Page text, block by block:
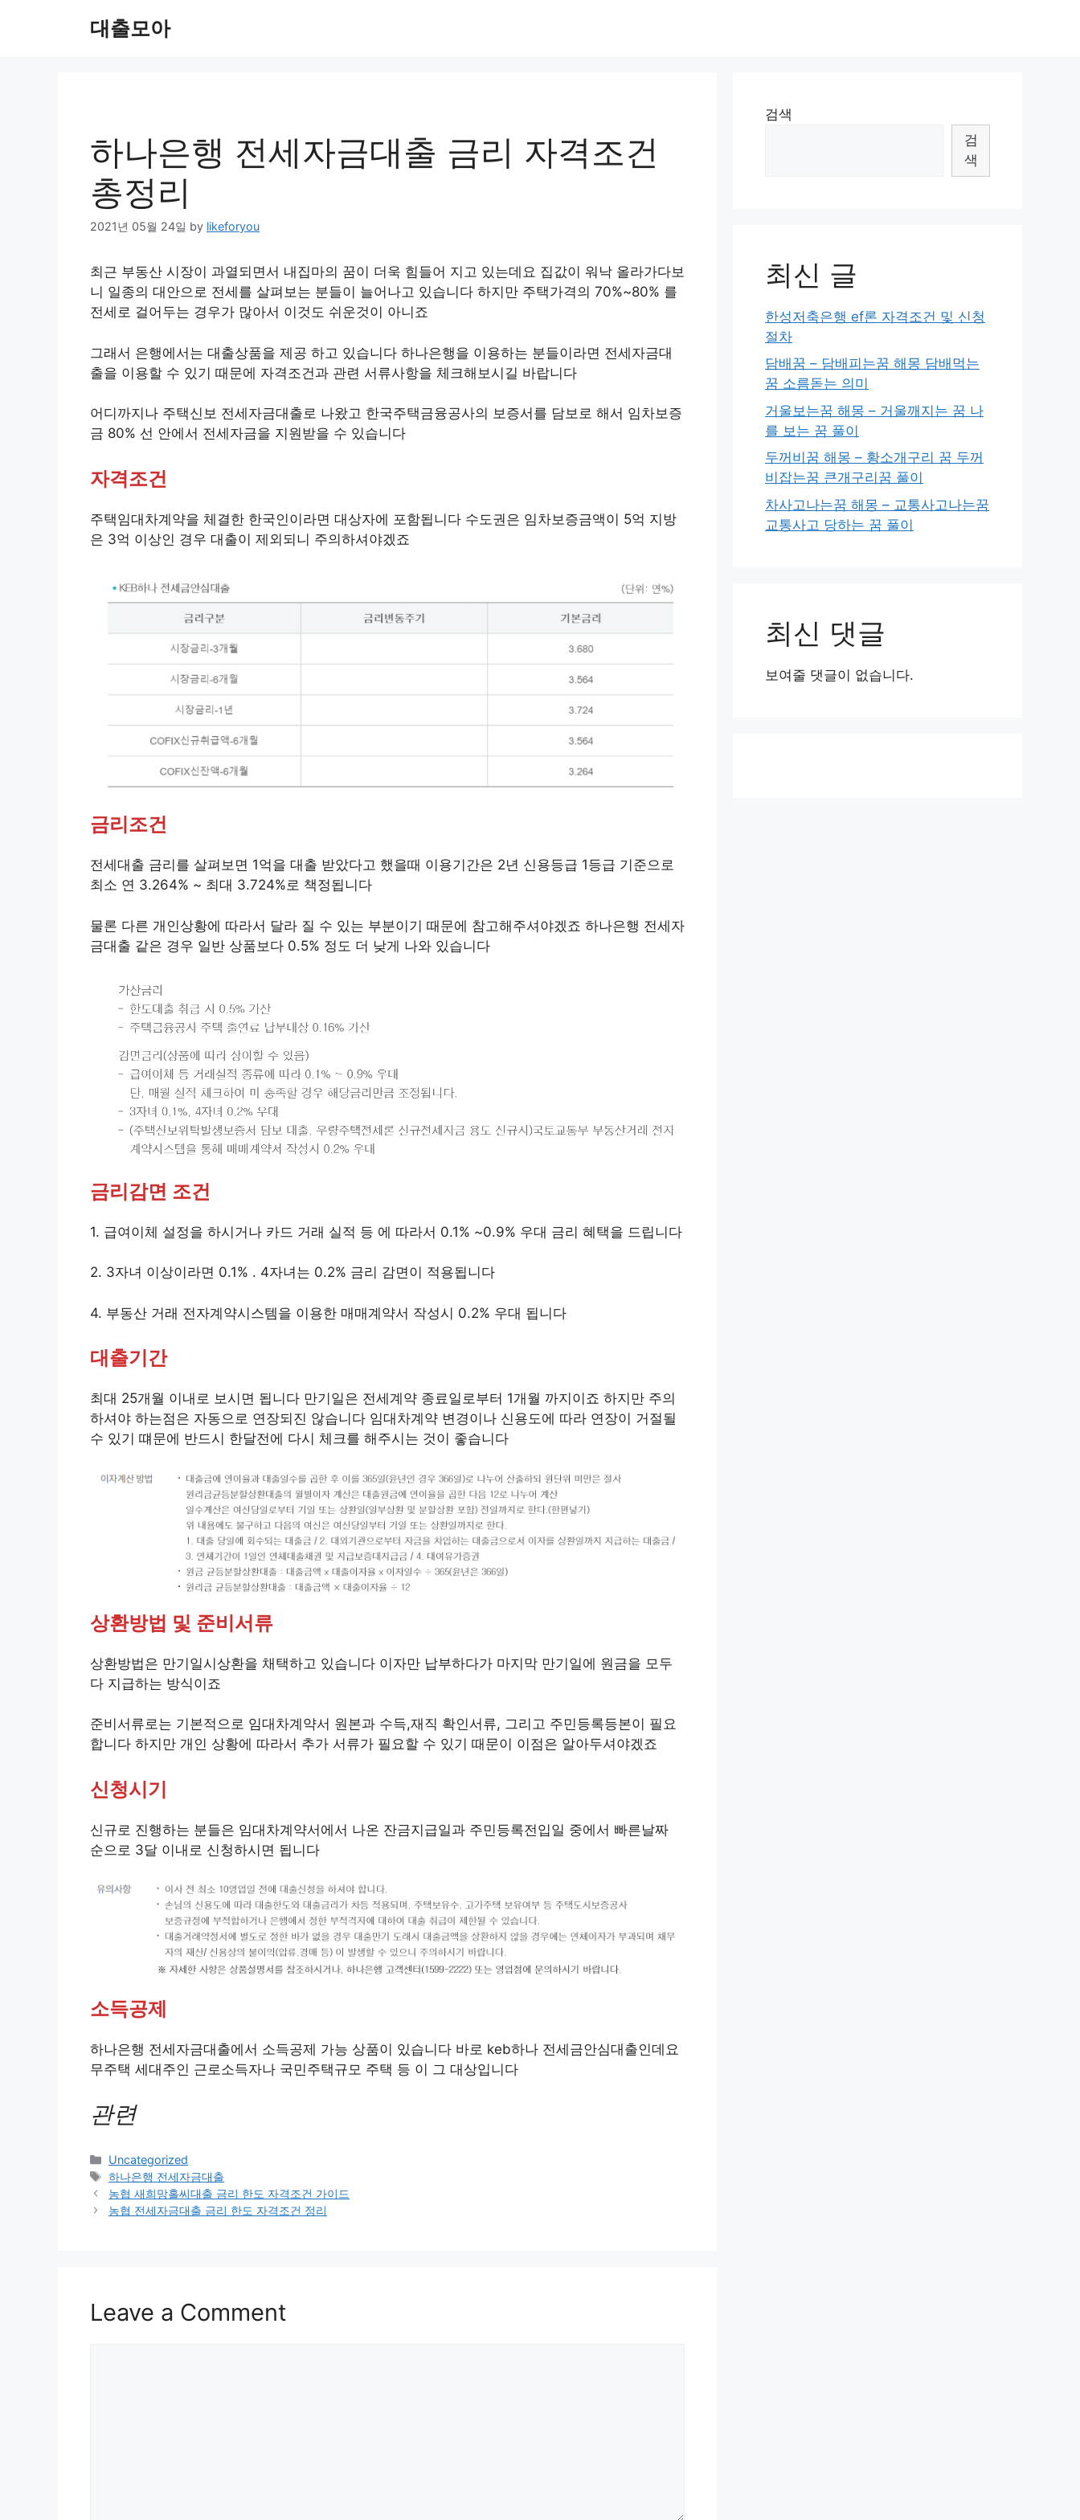
대출모아
하나은행 전세자금대출 금리 자격조건
총정리
2021년 05월 24일 by likeforyou
최근 부동산 시장이 과열되면서 내집마의 꿈이 더욱 힘들어 지고 있는데요 집값이 워낙 올라가다보
니 일종의 대안으로 전세를 살펴보는 분들이 늘어나고 있습니다 하지만 주택가격의 70%~80% 를
전세로 걸어두는 경우가 많아서 이것도 쉬운것이 아니죠
그래서 은행에서는 대출상품을 제공 하고 있습니다 하나은행을 이용하는 분들이라면 전세자금대
출을 이용할 수 있기 때문에 자격조건과 관련 서류사항을 체크해보시길 바랍니다
어디까지나 주택신보 전세자금대출로 나왔고 한국주택금융공사의 보증서를 담보로 해서 임차보증
금 80% 선 안에서 전세자금을 지원받을 수 있습니다
자격조건
주택임대차계약을 체결한 한국인이라면 대상자에 포함됩니다 수도권은 임차보증금액이 5억 지방
은 3억 이상인 경우 대출이 제외되니 주의하셔야겠죠
금리조건
전세대출 금리를 살펴보면 1억을 대출 받았다고 했을때 이용기간은 2년 신용등급 1등급 기준으로
최소 연 3.264% ~ 최대 3.724%로 책정됩니다
물론 다른 개인상황에 따라서 달라 질 수 있는 부분이기 때문에 참고해주셔야겠죠 하나은행 전세자
금대출 같은 경우 일반 상품보다 0.5% 정도 더 낮게 나와 있습니다
금리감면 조건
1. 급여이체 설정을 하시거나 카드 거래 실적 등 에 따라서 0.1% ~0.9% 우대 금리 혜택을 드립니다
2. 3자녀 이상이라면 0.1% . 4자녀는 0.2% 금리 감면이 적용됩니다
4. 부동산 거래 전자계약시스템을 이용한 매매계약서 작성시 0.2% 우대 됩니다
대출기간
최대 25개월 이내로 보시면 됩니다 만기일은 전세계약 종료일로부터 1개월 까지이죠 하지만 주의
하셔야 하는점은 자동으로 연장되진 않습니다 임대차계약 변경이나 신용도에 따라 연장이 거절될
수 있기 떄문에 반드시 한달전에 다시 체크를 해주시는 것이 좋습니다
상환방법 및 준비서류
상환방법은 만기일시상환을 채택하고 있습니다 이자만 납부하다가 마지막 만기일에 원금을 모두
다 지급하는 방식이죠
준비서류로는 기본적으로 임대차계약서 원본과 수득,재직 확인서류, 그리고 주민등록등본이 필요
합니다 하지만 개인 상황에 따라서 추가 서류가 필요할 수 있기 때문이 이점은 알아두셔야겠죠
신청시기
신규로 진행하는 분들은 임대차계약서에서 나온 잔금지급일과 주민등록전입일 중에서 빠른날짜
순으로 3달 이내로 신청하시면 됩니다
소득공제
하나은행 전세자금대출에서 소득공제 가능 상품이 있습니다 바로 keb하나 전세금안심대출인데요
무주택 세대주인 근로소득자나 국민주택규모 주택 등 이 그 대상입니다
관련
Categories
Uncategorized
Tags
하나은행 전세자금대출
Post
navigation
농협 새희망홀씨대출 금리 한도 자격조건 가이드
농협 전세자금대출 금리 한도 자격조건 정리
Leave a Comment
검색
검
색
최신 글
한성저축은행 ef론 자격조건 및 신청
절차
담배꿈 – 담배피는꿈 해몽 담배먹는
꿈 소름돋는 의미
거울보는꿈 해몽 – 거울깨지는 꿈 나
를 보는 꿈 풀이
두꺼비꿈 해몽 – 황소개구리 꿈 두꺼
비잡는꿈 큰개구리꿈 풀이
차사고나는꿈 해몽 – 교통사고나는꿈
교통사고 당하는 꿈 풀이
최신 댓글
보여줄 댓글이 없습니다.